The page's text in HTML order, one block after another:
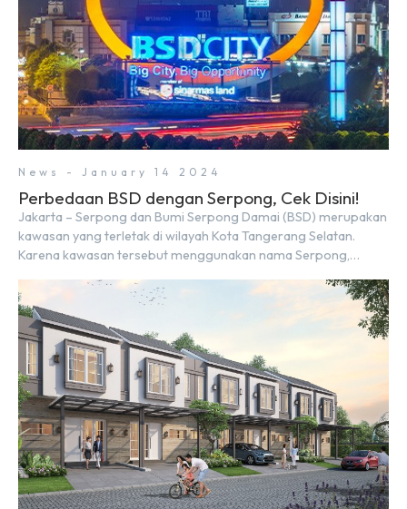
News - January 14 2024
Perbedaan BSD dengan Serpong, Cek Disini!
Jakarta – Serpong dan Bumi Serpong Damai (BSD) merupakan
kawasan yang terletak di wilayah Kota Tangerang Selatan.
Karena kawasan tersebut menggunakan nama Serpong,
merupakan tempat yang sama. Padahal anggapan tersebut
kurang tepat. Sebab Serpong dan BSD merupakan dua
kawasan yang berbeda. Berikut penjelasannya. Baca Juga: […]